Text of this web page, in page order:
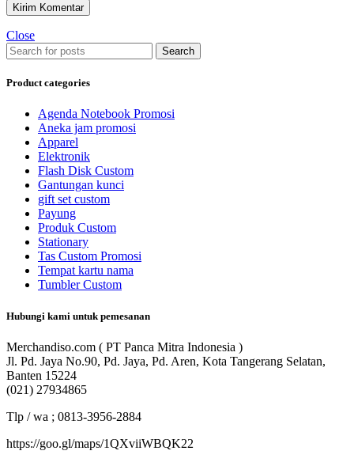
Close
Search
Product categories
Agenda Notebook Promosi
Aneka jam promosi
Apparel
Elektronik
Flash Disk Custom
Gantungan kunci
gift set custom
Payung
Produk Custom
Stationary
Tas Custom Promosi
Tempat kartu nama
Tumbler Custom
Hubungi kami untuk pemesanan
Merchandiso.com ( PT Panca Mitra Indonesia )
Jl. Pd. Jaya No.90, Pd. Jaya, Pd. Aren, Kota Tangerang Selatan,
Banten 15224
(021) 27934865
Tlp / wa ; 0813-3956-2884
https://goo.gl/maps/1QXviiWBQK22